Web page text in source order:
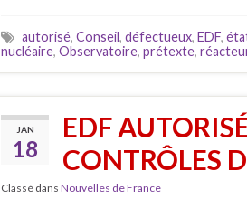
autorisé, Conseil, défectueux, EDF,
nucléaire, Observatoire, prétexte,
JAN
18
EDF
CONTRÔLES
Classé dans Nouvelles de France